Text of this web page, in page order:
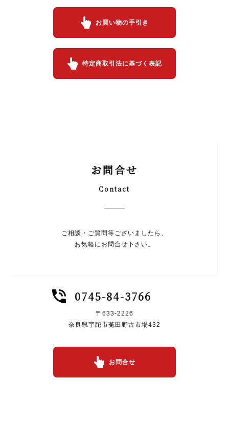
お買い物の手引き
特定商取引法に基づく表記
お問合せ
Contact
ご相談・ご質問等ございましたら、
お気軽にお問合せ下さい。
0745-84-3766
〒633-2226
奈良県宇陀市菟田野古市場432
お問合せ